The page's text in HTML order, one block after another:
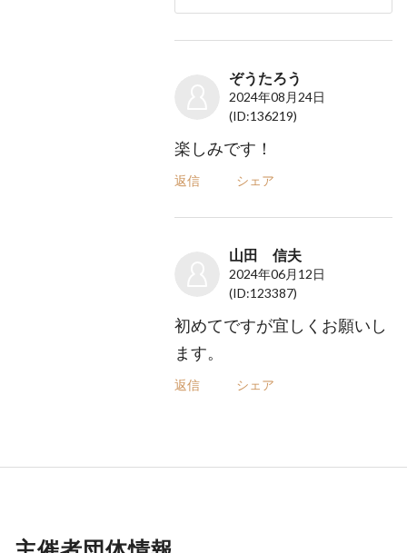
ぞうたろう
2024年08月24日
(ID:136219)
楽しみです！
返信 シェア
山田 信夫
2024年06月12日
(ID:123387)
初めてですが宜しくお願いし
ます。
返信 シェア